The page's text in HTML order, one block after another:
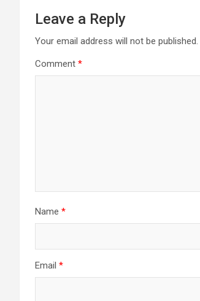
Leave a Reply
Your email address will not be published.
Comment *
Name *
Email *